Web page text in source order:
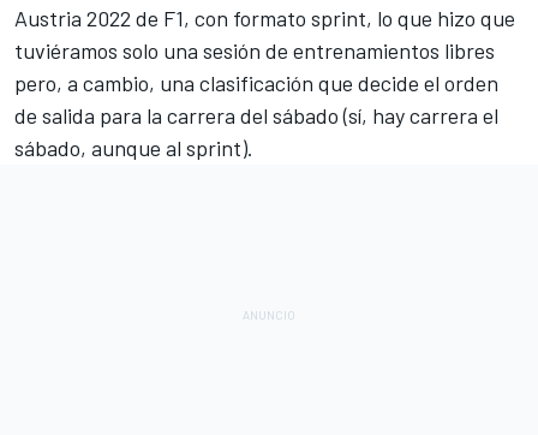
Austria 2022 de F1, con formato sprint, lo que hizo que
tuviéramos solo una sesión de entrenamientos libres
pero, a cambio, una clasificación que decide el orden
de salida para la carrera del sábado (sí, hay carrera el
sábado, aunque al sprint).